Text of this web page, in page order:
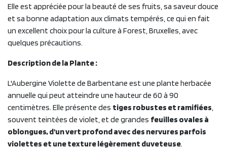
Elle est appréciée pour la beauté de ses fruits, sa saveur douce
et sa bonne adaptation aux climats tempérés, ce qui en fait
un excellent choix pour la culture à Forest, Bruxelles, avec
quelques précautions.
Description de la Plante :
L'Aubergine Violette de Barbentane est une plante herbacée
annuelle qui peut atteindre une hauteur de 60 à 90
centimètres. Elle présente des tiges robustes et ramifiées,
souvent teintées de violet, et de grandes feuilles ovales à
oblongues, d'un vert profond avec des nervures parfois
violettes et une texture légèrement duveteuse.